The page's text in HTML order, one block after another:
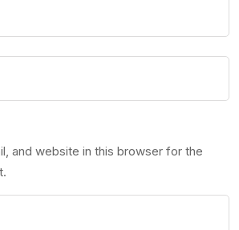
and website in this browser for the